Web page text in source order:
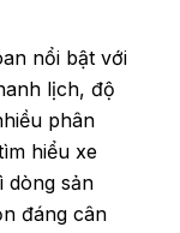
nổi bật với
lịch, độ
phân
hiểu xe
dòng sản
đáng cân